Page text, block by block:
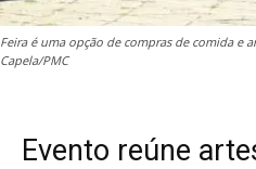
Feira é uma opção de compras de comida e
Capela/PMC
Evento reúne